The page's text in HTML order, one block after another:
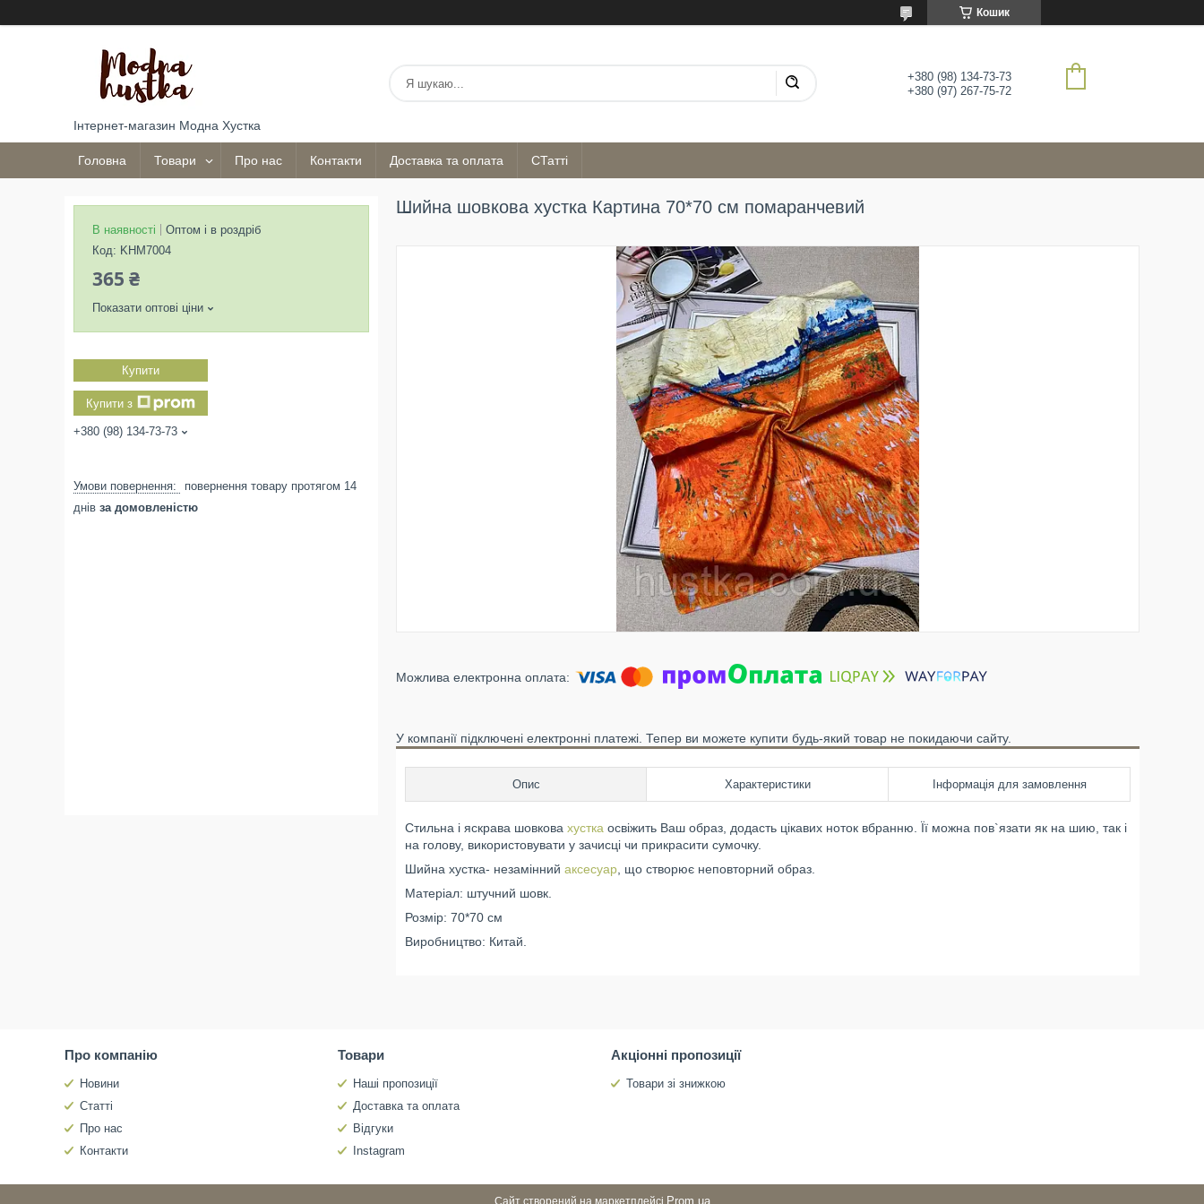
Кошик
Інтернет-магазин Модна Хустка
+380 (98) 134-73-73
+380 (97) 267-75-72
Головна Товари Про нас Контакти Доставка та оплата СТатті
Шийна шовкова хустка Картина 70*70 см помаранчевий
У компанії підключені електронні платежі. Тепер ви можете купити будь-який товар не покидаючи сайту.
Опис Характеристики Інформація для замовлення
Стильна і яскрава шовкова хустка освіжить Ваш образ, додасть цікавих ноток вбранню. Її можна пов`язати як на шию, так і
на голову, використовувати у зачисці чи прикрасити сумочку.
Шийна хустка- незамінний аксесуар , що створює неповторний образ.
Матеріал: штучний шовк.
Розмір: 70*70 см
Виробництво: Китай.
В наявності
Оптом і в роздріб
Код: KHM7004
365 ₴
Показати оптові ціни
Купити
Купити з
+380 (98) 134-73-73
повернення товару протягом 14
днів за домовленістю
Про компанію
Новини
Статті
Про нас
Контакти
Товари
Наші пропозиції
Доставка та оплата
Відгуки
Instagram
Акціонні пропозиції
Товари зі знижкою
Сайт створений на маркетплейсі Prom.ua